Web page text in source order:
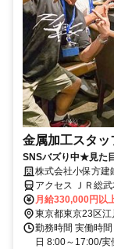
金属加工スタッ
SNSバズり中★見た
験歓迎！月給33万円
株式会社小保方
アクセス ＪＲ総
本八幡〔新宿線〕
分 本八幡駅
月給330,000円以
東京都東京23区江
勤務時間 実働時
日 8:00～17:00/